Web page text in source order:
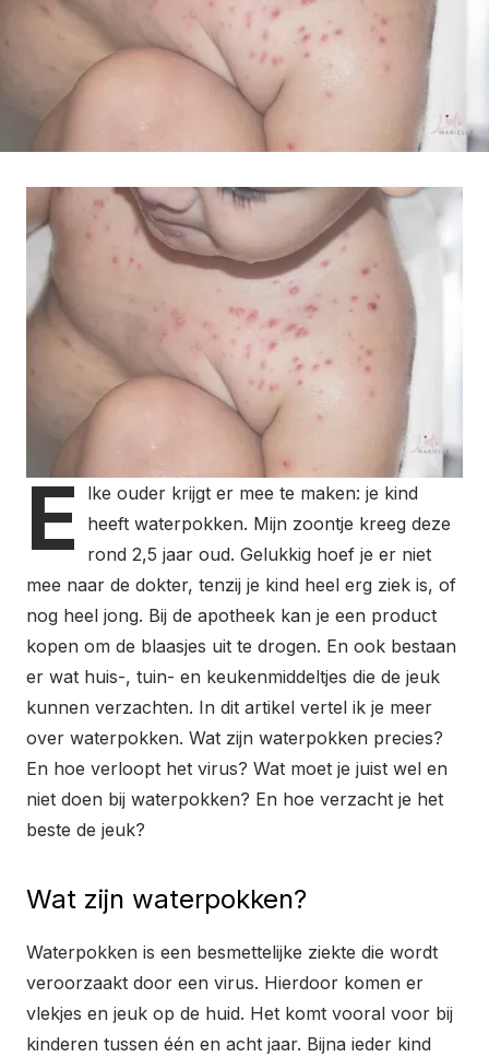
E
lke ouder krijgt er mee te maken: je kind
heeft waterpokken. Mijn zoontje kreeg deze
rond 2,5 jaar oud. Gelukkig hoef je er niet
mee naar de dokter, tenzij je kind heel erg ziek is, of
nog heel jong. Bij de apotheek kan je een product
kopen om de blaasjes uit te drogen. En ook bestaan
er wat huis-, tuin- en keukenmiddeltjes die de jeuk
kunnen verzachten. In dit artikel vertel ik je meer
over waterpokken. Wat zijn waterpokken precies?
En hoe verloopt het virus? Wat moet je juist wel en
niet doen bij waterpokken? En hoe verzacht je het
beste de jeuk?
Wat zijn waterpokken?
Waterpokken is een besmettelijke ziekte die wordt
veroorzaakt door een virus. Hierdoor komen er
vlekjes en jeuk op de huid. Het komt vooral voor bij
kinderen tussen één en acht jaar. Bijna ieder kind